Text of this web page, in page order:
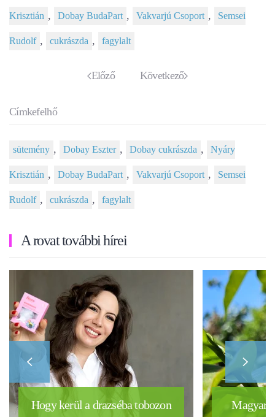
Krisztián , Dobay BudaPart , Vakvarjú Csoport , Semsei
Rudolf , cukrászda , fagylalt
Előző Következő
Címkefelhő
sütemény , Dobay Eszter , Dobay cukrászda , Nyáry
Krisztián , Dobay BudaPart , Vakvarjú Csoport , Semsei
Rudolf , cukrászda , fagylalt
A rovat további hírei
Hogy kerül a drazséba tobozon
Magyar